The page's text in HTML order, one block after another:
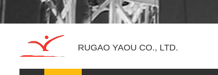
RUGAO YAOU CO., LTD.